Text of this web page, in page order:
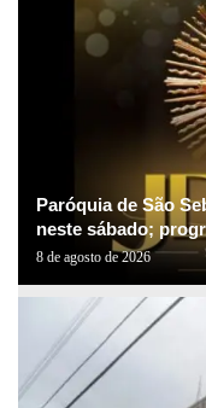
Paróquia de São
neste sábado;
8 de agosto de 2026